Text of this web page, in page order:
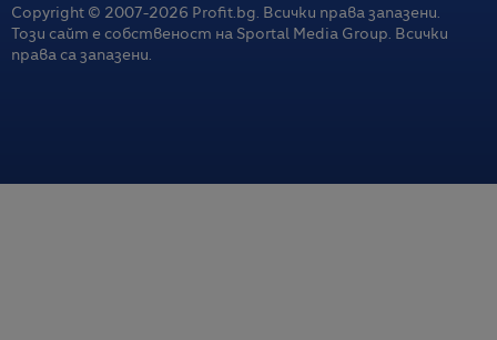
пакт за отбрана на фона на напрежението между
САЩ и Иран
07.08.2026 / 07:27
Copyright © 2007-2026 Profit.bg. Всички права запазени.
Този сайт е собственост на Sportal Media Group. Всички
права са запазени.